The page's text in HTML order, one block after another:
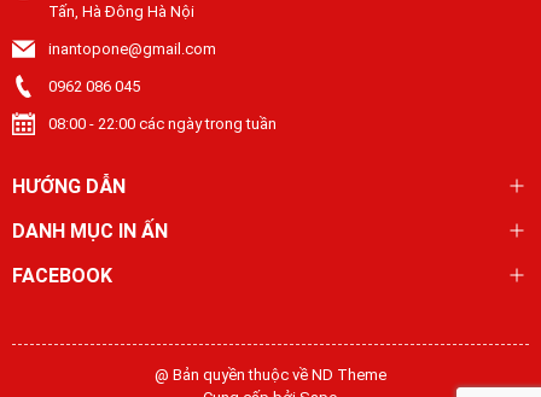
Tấn, Hà Đông Hà Nội
inantopone@gmail.com
0962 086 045
08:00 - 22:00 các ngày trong tuần
HƯỚNG DẪN
DANH MỤC IN ẤN
FACEBOOK
@ Bản quyền thuộc về ND Theme